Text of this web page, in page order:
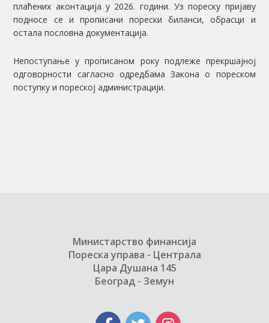
плаћених аконтација у 2026. години. Уз пореску пријаву
подносе се и прописани порески биланси, обрасци и
остала пословна документација.
Непоступање у прописаном року подлеже прекршајној
одговорности сагласно одредбама Закона о пореском
поступку и пореској администрацији.
Министарство финансија
Пореска управа - Централа
Цара Душана 145
Београд - Земун